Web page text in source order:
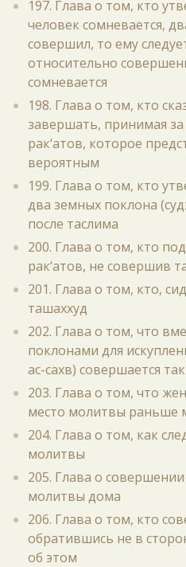
197. Глава о том, кто
человек сомневается,
совершил, то ему
относительно
сомневается
198. Глава о том, кто
завершать, принимая
рак‘атов, которое
вероятным
199. Глава о том, кто
два земных поклона
после таслима
200. Глава о том, кто
рак‘атов, не совершив
201. Глава о том, кто,
ташаххуд
202. Глава о том, что
поклонами для
ас-сахв) совершается
203. Глава о том, что
место молитвы раньше
204. Глава о том, как
молитвы
205. Глава о
молитвы дома
206. Глава о том, кто
обратившись не в
об этом